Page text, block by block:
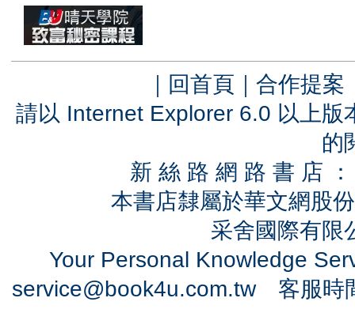
｜ 回首頁 ｜ 合作提案
請以 Internet Explorer 6.0 以上
的
新 絲 路 網 路 書 店
本書店隸屬於華文網股
采舍國際有
Your Personal Knowledge
service@book4u.com.tw客服時